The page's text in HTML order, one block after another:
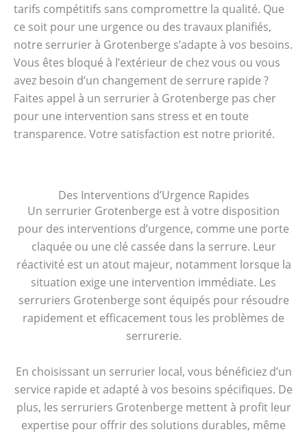
tarifs compétitifs sans compromettre la qualité. Que
ce soit pour une urgence ou des travaux planifiés,
notre serrurier à Grotenberge s’adapte à vos besoins.
Vous êtes bloqué à l’extérieur de chez vous ou vous
avez besoin d’un changement de serrure rapide ?
Faites appel à un serrurier à Grotenberge pas cher
pour une intervention sans stress et en toute
transparence. Votre satisfaction est notre priorité.
Des Interventions d’Urgence Rapides
Un serrurier Grotenberge est à votre disposition
pour des interventions d’urgence, comme une porte
claquée ou une clé cassée dans la serrure. Leur
réactivité est un atout majeur, notamment lorsque la
situation exige une intervention immédiate. Les
serruriers Grotenberge sont équipés pour résoudre
rapidement et efficacement tous les problèmes de
serrurerie.
En choisissant un serrurier local, vous bénéficiez d’un
service rapide et adapté à vos besoins spécifiques. De
plus, les serruriers Grotenberge mettent à profit leur
expertise pour offrir des solutions durables, même